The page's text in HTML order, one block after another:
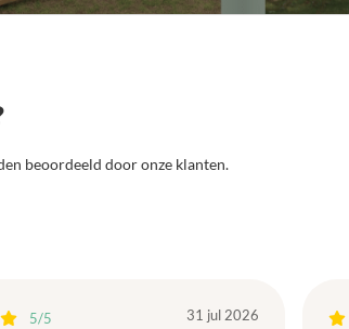
beoordeeld door onze klanten.
5/5 31 jul 2026